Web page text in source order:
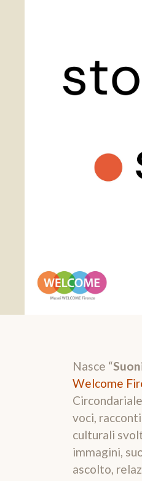
Nasce “
Welcome
voci,
culturali
immagini,
ascolto,